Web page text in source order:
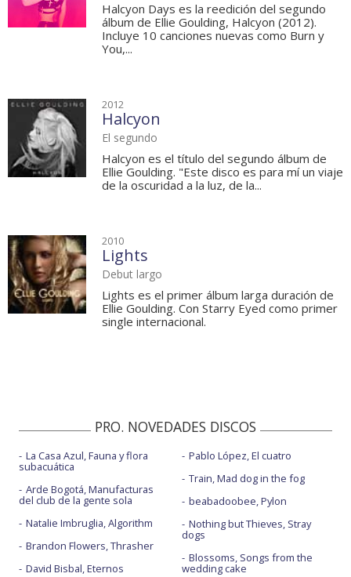
Halcyon Days es la reedición del segundo
álbum de Ellie Goulding, Halcyon (2012).
Incluye 10 canciones nuevas como Burn y
You,...
2012
Halcyon
El segundo
Halcyon es el título del segundo álbum de
Ellie Goulding. "Este disco es para mí un viaje
de la oscuridad a la luz, de la...
2010
Lights
Debut largo
Lights es el primer álbum larga duración de
Ellie Goulding. Con Starry Eyed como primer
single internacional.
PRO. NOVEDADES DISCOS
La Casa Azul, Fauna y flora
subacuática
Arde Bogotá, Manufacturas
del club de la gente sola
Natalie Imbruglia, Algorithm
Brandon Flowers, Thrasher
David Bisbal, Eternos
Pablo López, El cuatro
Train, Mad dog in the fog
beabadoobee, Pylon
Nothing but Thieves, Stray
dogs
Blossoms, Songs from the
wedding cake